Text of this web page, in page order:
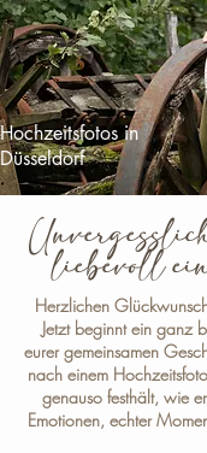
Hochzeitsfotos in
Düsseldorf
liebevoll
Herzlichen
Jetzt beginnt ein ganz
eurer gemeinsamen
nach einem
genauso festhält, wie
Emotionen, echter